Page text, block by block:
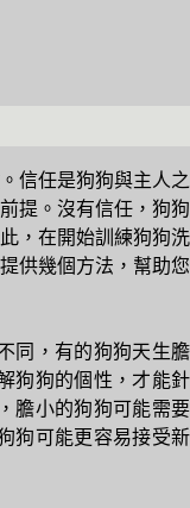
信任是狗狗與主人之
提。沒有信任，狗狗
，在開始訓練狗狗洗
供幾個方法，幫助您
同，有的狗狗天生膽
狗狗的個性，才能針
膽小的狗狗可能需要
狗可能更容易接受新